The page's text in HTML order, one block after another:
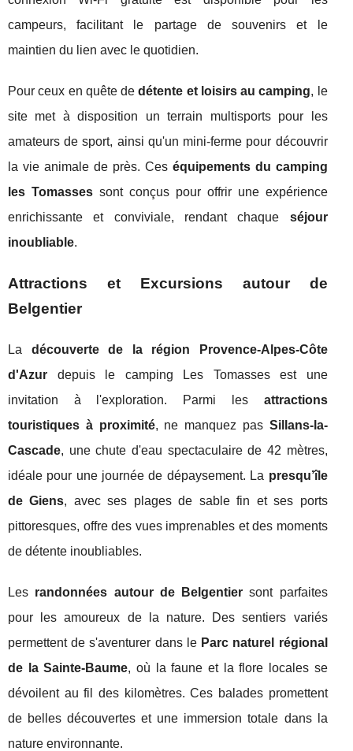
campeurs, facilitant le partage de souvenirs et le
maintien du lien avec le quotidien.
Pour ceux en quête dedétente et loisirs au camping, le
site met à disposition un terrain multisports pour les
amateurs de sport, ainsi qu'un mini-ferme pour découvrir
la vie animale de près. Ces équipements du camping
les Tomassessont conçus pour offrir une expérience
enrichissante et conviviale, rendant chaque séjour
inoubliable.
Attractions et Excursions autour de
Belgentier
La découverte de la région Provence-Alpes-Côte
d'Azur depuis le camping Les Tomasses est une
invitation à l'exploration. Parmi les attractions
touristiques à proximité, ne manquez pas Sillans-la-
Cascade, une chute d'eau spectaculaire de 42 mètres,
idéale pour une journée de dépaysement. La presqu’île
de Giens, avec ses plages de sable fin et ses ports
pittoresques, offre des vues imprenables et des moments
de détente inoubliables.
Les randonnées autour de Belgentier sont parfaites
pour les amoureux de la nature. Des sentiers variés
permettent de s'aventurer dans le Parc naturel régional
de la Sainte-Baume, où la faune et la flore locales se
dévoilent au fil des kilomètres. Ces balades promettent
de belles découvertes et une immersion totale dans la
nature environnante.